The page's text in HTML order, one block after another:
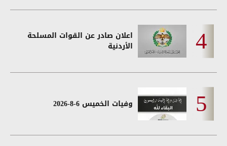
اعلان صادر عن القوات المسلحة
الأردنية
وفيات الخميس 6-8-2026